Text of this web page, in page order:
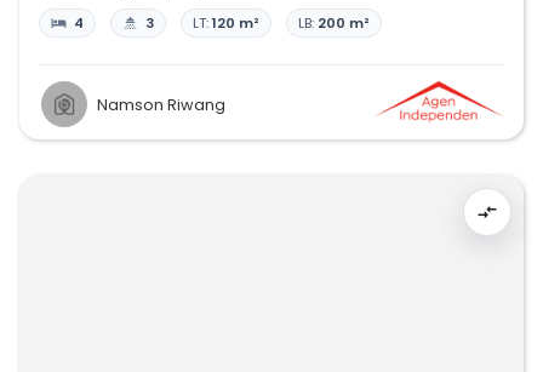
4 3 LT:120 m² LB: 200 m²
Namson Riwang